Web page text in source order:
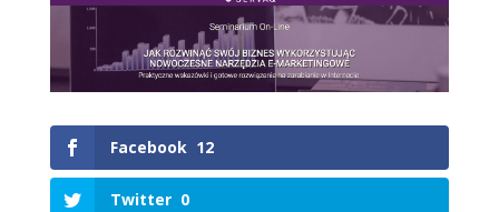
Facebook 12
Twitter 0